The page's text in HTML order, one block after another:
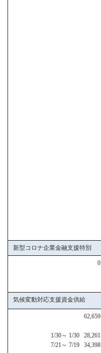
新型コロナ企業金融支援特別
0
気候変動対応支援資金供給
62,659
1/30～ 1/30 28,261
7/21～ 7/19 34,398